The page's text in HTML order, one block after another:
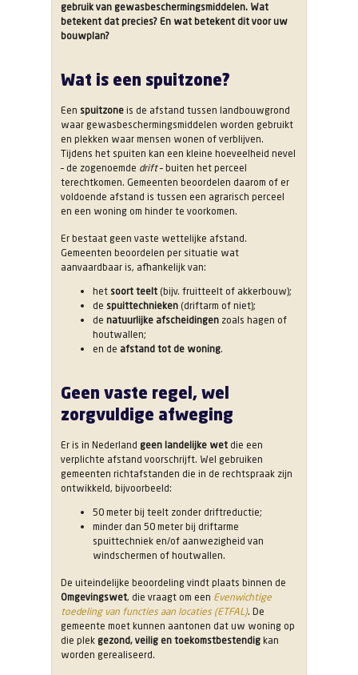
gebruik van gewasbeschermingsmiddelen. Wat
betekent dat precies? En wat betekent dit voor uw
bouwplan?
Wat is een spuitzone?
Een spuitzone is de afstand tussen landbouwgrond
waar gewasbeschermingsmiddelen worden gebruikt
en plekken waar mensen wonen of verblijven.
Tijdens het spuiten kan een kleine hoeveelheid nevel
– de zogenoemde drift– buiten het perceel
terechtkomen. Gemeenten beoordelen daarom of er
voldoende afstand is tussen een agrarisch perceel
en een woning om hinder te voorkomen.
Er bestaat geen vaste wettelijke afstand.
Gemeenten beoordelen per situatie wat
aanvaardbaar is, afhankelijk van:
het soort teelt (bijv. fruitteelt of akkerbouw);
de spuittechnieken (driftarm of niet);
de natuurlijke afscheidingen zoals hagen of
houtwallen;
en de afstand tot de woning.
Geen vaste regel, wel
zorgvuldige afweging
Er is in Nederland geen landelijke wet die een
verplichte afstand voorschrijft. Wel gebruiken
gemeenten richtafstanden die in de rechtspraak zijn
ontwikkeld, bijvoorbeeld:
50 meter bij teelt zonder driftreductie;
minder dan 50 meter bij driftarme
spuittechniek en/of aanwezigheid van
windschermen of houtwallen.
De uiteindelijke beoordeling vindt plaats binnen de
Omgevingswet, die vraagt om een Evenwichtige
toedeling van functies aan locaties (ETFAL). De
gemeente moet kunnen aantonen dat uw woning op
die plek gezond, veilig en toekomstbestendig kan
worden gerealiseerd.